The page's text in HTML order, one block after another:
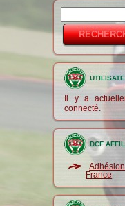
Il y a
connecté.
DCF
France